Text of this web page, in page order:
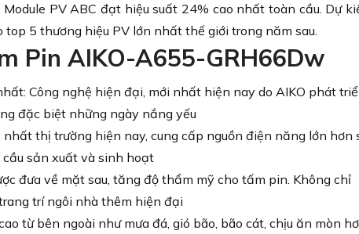
PV ABC đạt hiệu suất 24% cao nhất toàn cầu. Dự
5 thương hiệu PV lớn nhất thế giới trong năm sau.
Pin AIKO-A655-GRH66Dw
Công nghệ hiện đại, mới nhất hiện nay do AIKO phát
đặc biệt những ngày nắng yếu
thị trường hiện nay, cung cấp nguồn điện năng lớn hơn
sản xuất và sinh hoạt
đưa về mặt sau, tăng độ thẩm mỹ cho tấm pin. Không chỉ
trí ngôi nhà thêm hiện đại
từ bên ngoài như mưa đá, gió bão, bão cát, chịu ăn mòn